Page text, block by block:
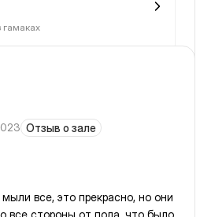
гамаках
Отзыв о зале
все, это прекрасно, но они